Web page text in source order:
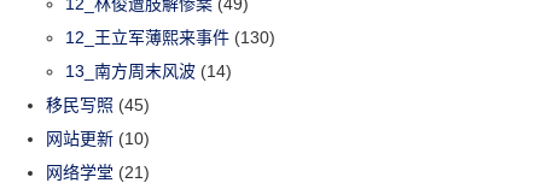
12_王立军薄熙来事件 (130)
13_南方周末风波 (14)
移民写照 (45)
网站更新 (10)
网络学堂 (21)